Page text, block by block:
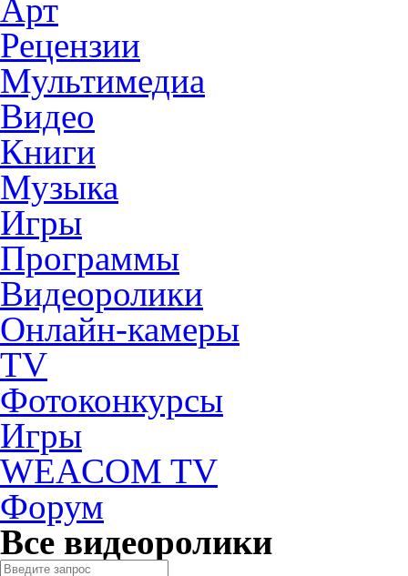
Арт
Рецензии
Мультимедиа
Видео
Книги
Музыка
Игры
Программы
Видеоролики
Онлайн-камеры
TV
Фотоконкурсы
Игры
WEACOM TV
Форум
Все видеоролики